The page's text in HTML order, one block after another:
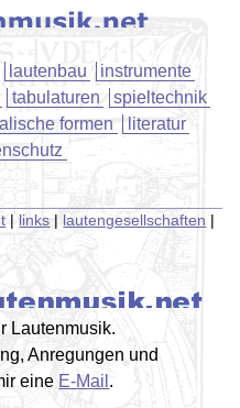
lautenbau
instrumente
tabulaturen
spieltechnik
formen
literatur
|links | lautengesellschaften |
Lautenmusik.
Anregungen und
eine E-Mail .